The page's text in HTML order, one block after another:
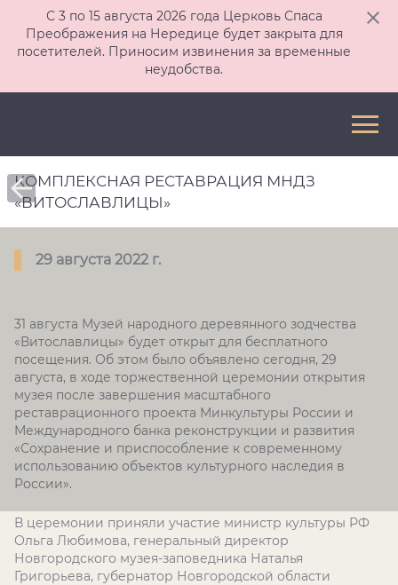
С 3 по 15 августа 2026 года Церковь Спаса
Преображения на Нередице будет закрыта для
посетителей. Приносим извинения за временные
неудобства.
КОМПЛЕКСНАЯ РЕСТАВРАЦИЯ МНДЗ
«ВИТОСЛАВЛИЦЫ»
29 августа 2022 г.
31 августа Музей народного деревянного зодчества
«Витославлицы» будет открыт для бесплатного
посещения. Об этом было объявлено сегодня, 29
августа, в ходе торжественной церемонии открытия
музея после завершения масштабного
реставрационного проекта Минкультуры России и
Международного банка реконструкции и развития
«Сохранение и приспособление к современному
использованию объектов культурного наследия в
России».
В церемонии приняли участие министр культуры РФ
Ольга Любимова, генеральный директор
Новгородского музея-заповедника Наталья
Григорьева, губернатор Новгородской области